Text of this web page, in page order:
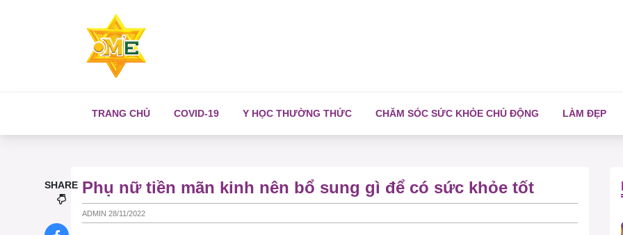
TRANG CHỦ COVID-19 Y HỌC THƯỜNG THỨC CHĂM SÓC SỨC KHỎE CHỦ ĐỘNG LÀM ĐẸP
Phụ nữ tiền mãn kinh nên bổ sung gì để có sức khỏe tốt
ADMIN 28/11/2022
SHARE